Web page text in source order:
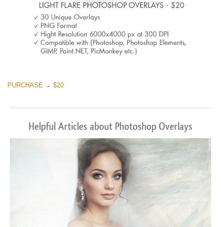
PURCHASE → $20
Helpful Articles about Photoshop Overlays